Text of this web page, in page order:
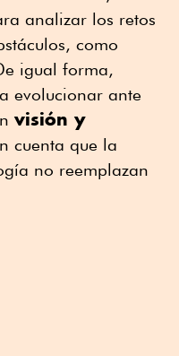
analizar los retos
como
igual forma,
evolucionar ante
visión y
cuenta que la
no reemplazan